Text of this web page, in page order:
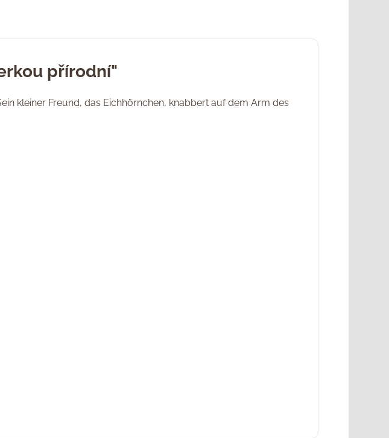
přírodní"
kleiner Freund, das Eichhörnchen, knabbert auf dem Arm des